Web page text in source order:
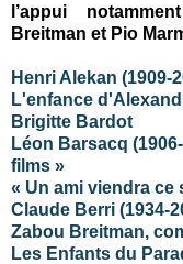
l’appui
Breitman et Pio
Henri Alekan
L'enfance
Brigitte Bardot
Léon Barsacq
films »
« Un ami viendra ce
Claude Berri (1934-
Zabou Breitman,
Les Enfants du